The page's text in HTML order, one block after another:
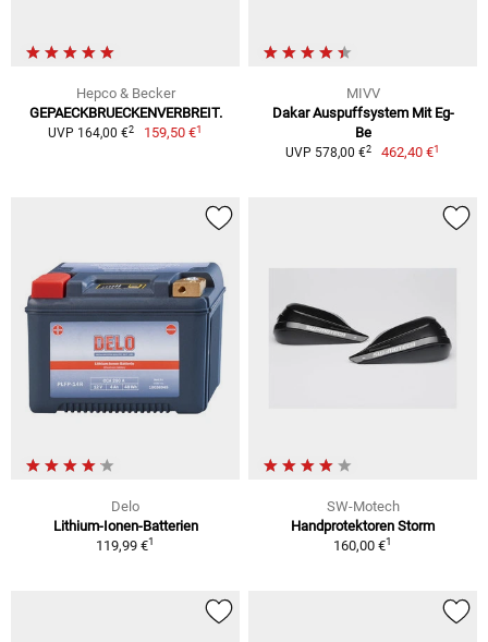
Hepco & Becker
GEPAECKBRUECKENVERBREIT.
UVP 164,00 €2 159,50 €1
MIVV
Dakar Auspuffsystem Mit Eg-
Be
UVP 578,00 €2 462,40 €1
Delo
Lithium-Ionen-Batterien
119,99 €1
SW-Motech
Handprotektoren Storm
160,00 €1